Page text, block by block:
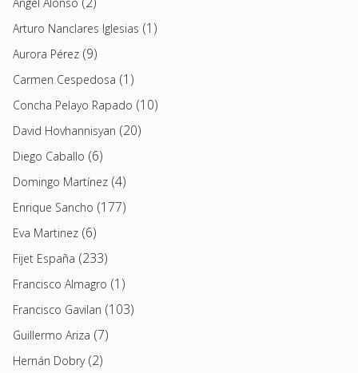
Arturo Nanclares Iglesias (1)
Aurora Pérez (9)
Carmen Cespedosa (1)
Concha Pelayo Rapado (10)
David Hovhannisyan (20)
Diego Caballo (6)
Domingo Martínez (4)
Enrique Sancho (177)
Eva Martinez (6)
Fijet España (233)
Francisco Almagro (1)
Francisco Gavilan (103)
Guillermo Ariza (7)
Hernán Dobry(2)